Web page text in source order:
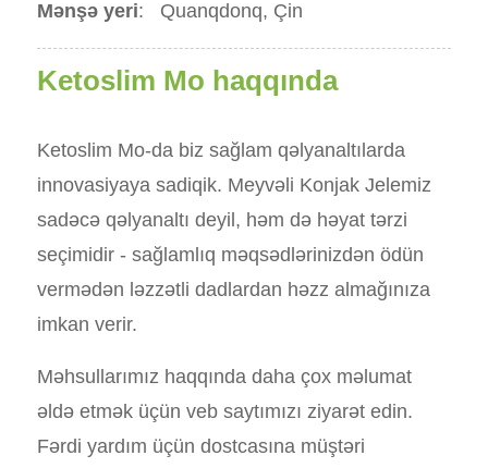
Mənşə yeri: Quanqdonq, Çin
Ketoslim Mo haqqında
Ketoslim Mo-da biz sağlam qəlyanaltılarda
innovasiyaya sadiqik. Meyvəli Konjak Jelemiz
sadəcə qəlyanaltı deyil, həm də həyat tərzi
seçimidir - sağlamlıq məqsədlərinizdən ödün
vermədən ləzzətli dadlardan həzz almağınıza
imkan verir.
Məhsullarımız haqqında daha çox məlumat
əldə etmək üçün veb saytımızı ziyarət edin.
Fərdi yardım üçün dostcasına müştəri